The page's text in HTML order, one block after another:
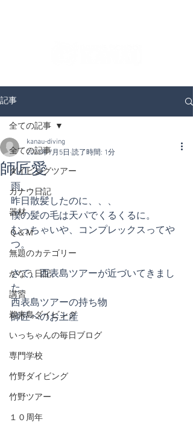
記事
全ての記事
ダイビングツアー
カナウ日記
器材
Ｑ＆Ｍ
無題のカテゴリー
かなう日記
講習
鵜来島ダイビング
いっちゃんの毎日ブログ
専門学校
竹野ダイビング
竹野ツアー
１０周年
全ての記事
師匠愛
kanau-diving
2023年7月5日 読了時間: 1分
雨、、、
昨日散髪したのに、、、
僕の髪の毛は天パでくるくるに。
むっちゃいや、コンプレックスってや
つ。
さて、西表島ツアーが近づいてきまし
た。
西表島ツアーの持ち物
師匠へのお土産